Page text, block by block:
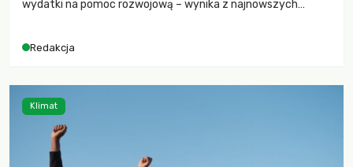
wydatki na pomoc rozwojową – wynika z najnowszych
odnotowano największe tąpnięcie ODA w historii. Jakie będą
kryzysami i ubóstwem?
Redakcja
Klimat